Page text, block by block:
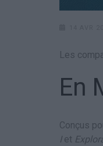
Les
En
Conçus
I et